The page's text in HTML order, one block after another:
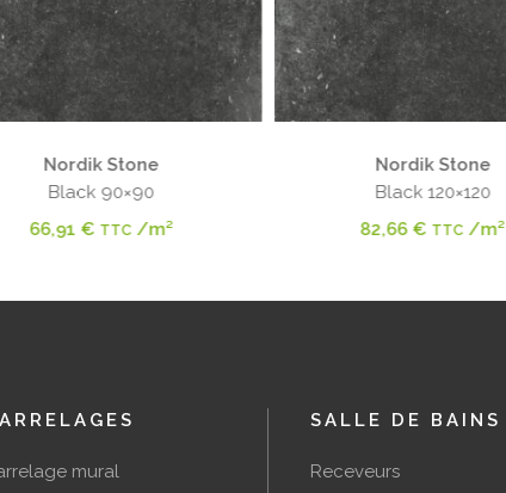
Nordik Stone
Black 120×120
82,66€ TTC /m²
Nordik Stone
Grey 60×120
66,91 € TTC /m²
mural
SALLE DE BAINS
Receveurs